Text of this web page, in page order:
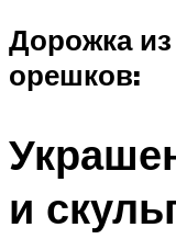
Дорожка
орешков:
и